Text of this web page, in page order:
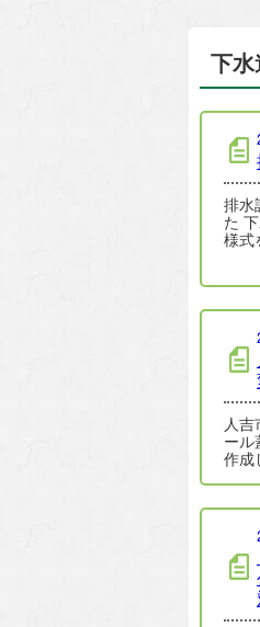
下
排水
た 下水道(排水設備)の接続における申請書
様式
人
ール
作成してい